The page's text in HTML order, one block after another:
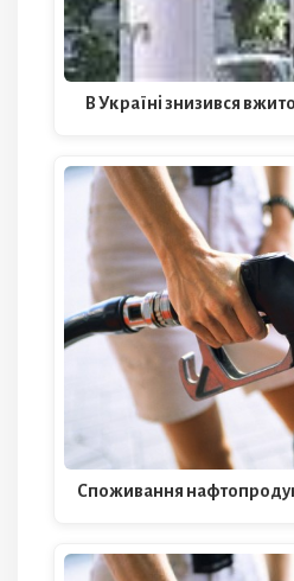
В Україні знизився
Споживання